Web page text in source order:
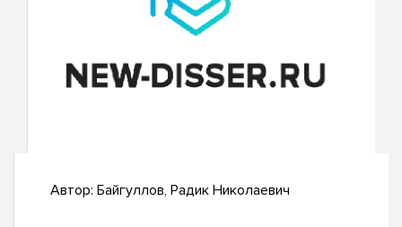
Автор: Байгуллов, Радик Николаевич